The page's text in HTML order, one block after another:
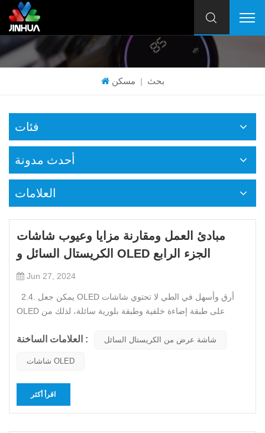
مسكن | بحث
فئات
أحدث مدونة
العلامات
مبادئ العمل ومقارنة مزايا وعيوب شاشات
الكريستال السائل و OLED الجزء الرابع
Jun 27, 2024
2.4. يمكن جعل OLED أرق وأسهل في الطي لا تحتوي شاشات
OLED على طبقة إضاءة خلفية وطبقة بلورية سائلة، لذلك من
القدرة على الانحناء تعني أنه يمكن تحقيق شاشة منحنية بسهولة، مما
العلامات الساخنة : شاشة عرض من الكريستال السائل
شاشات OLED
اقرأ أكثر